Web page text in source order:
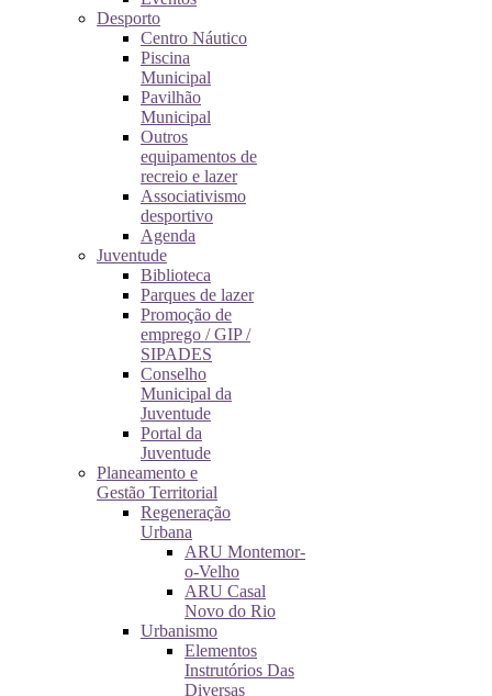
Desporto
Centro Náutico
Piscina
Municipal
Pavilhão
Municipal
Outros
equipamentos de
recreio e lazer
Associativismo
desportivo
Agenda
Juventude
Biblioteca
Parques de lazer
Promoção de
emprego / GIP /
SIPADES
Conselho
Municipal da
Juventude
Portal da
Juventude
Planeamento e
Gestão Territorial
Regeneração
Urbana
ARU Montemor-
o-Velho
ARU Casal
Novo do Rio
Urbanismo
Elementos
Instrutórios Das
Diversas